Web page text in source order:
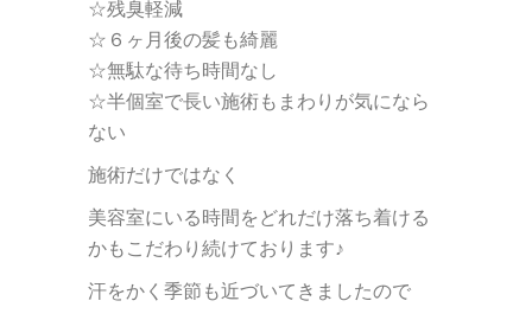
☆残臭軽減
☆６ヶ月後の髪も綺麗
☆無駄な待ち時間なし
☆半個室で長い施術もまわりが気になら
ない
施術だけではなく
美容室にいる時間をどれだけ落ち着ける
かもこだわり続けております♪
汗をかく季節も近づいてきましたので